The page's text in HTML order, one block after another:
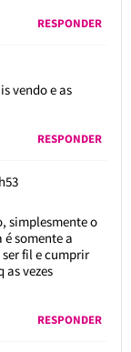
RESPONDER
vendo e as
RESPONDER
simplesmente o
somente a
fil e cumprir
as vezes
RESPONDER